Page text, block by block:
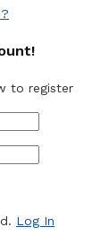
to register
Log In